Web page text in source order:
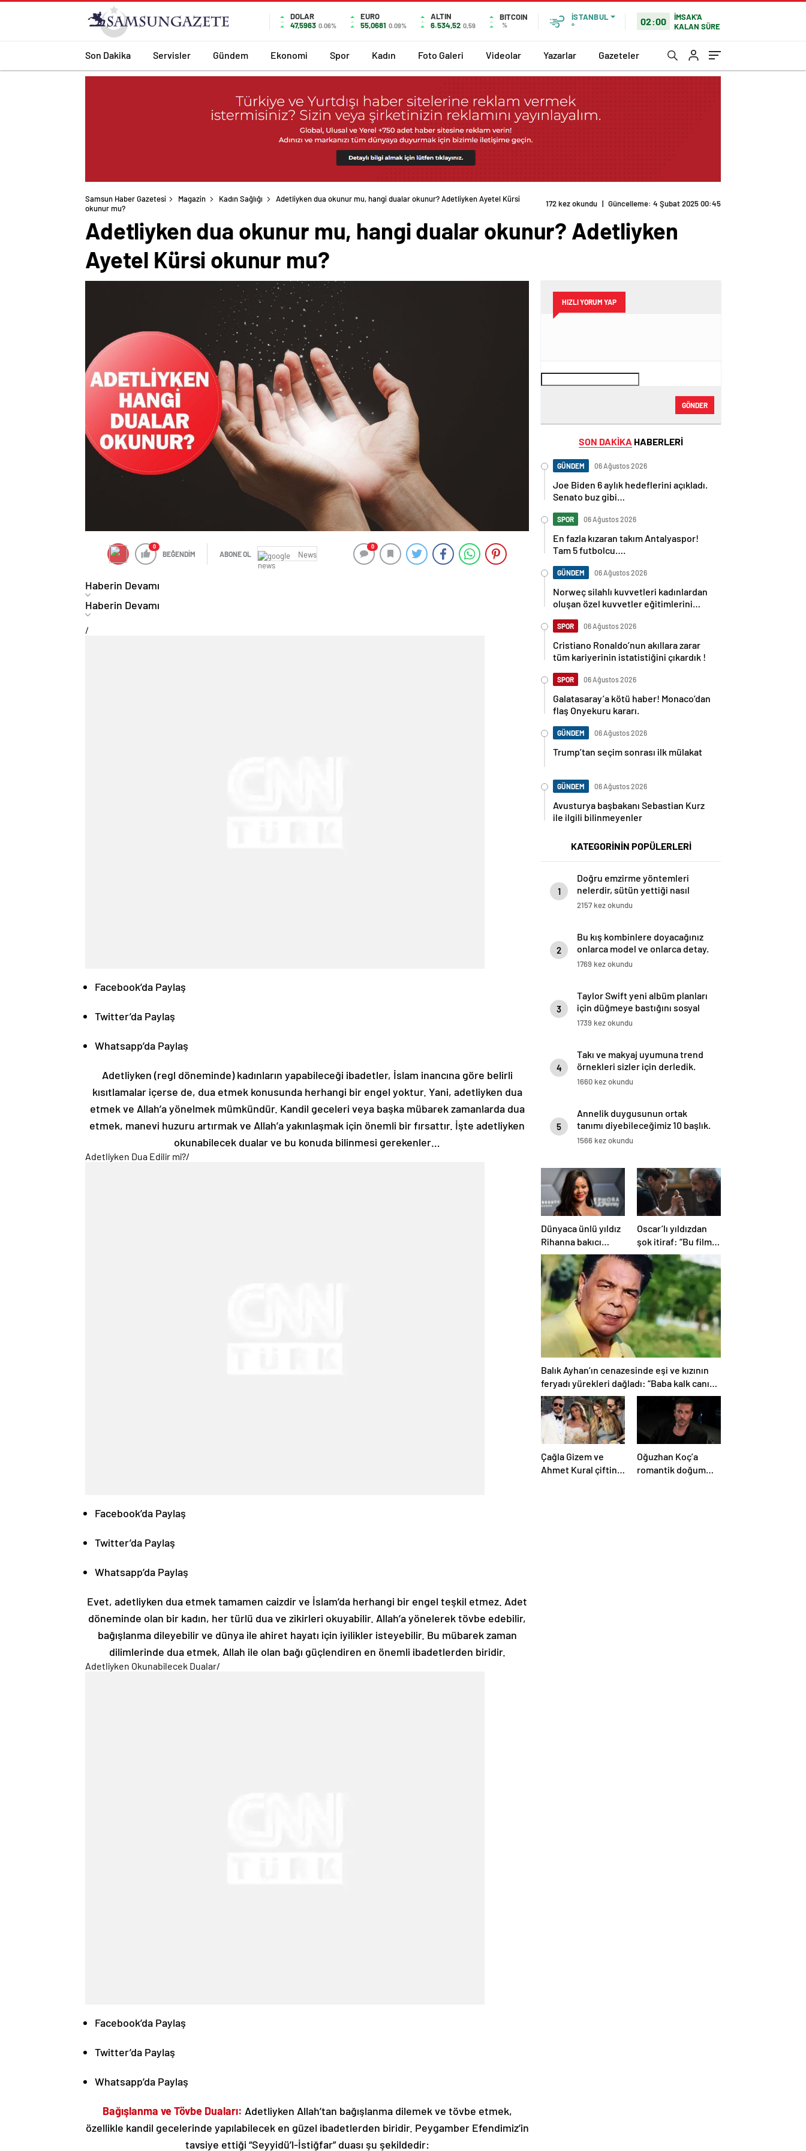
DOLAR
47,5963 0.06%
EURO
55,0681 0.09%
ALTIN
6.534,52 0,59
BITCOIN
%
İSTANBUL
°
02:00
İMSAK'A
KALAN SÜRE
Son Dakika Servisler Gündem Ekonomi Spor Kadın Foto Galeri Videolar Yazarlar Gazeteler
Samsun Haber Gazetesi Magazin Kadın Sağlığı
Adetliyken dua okunur mu, hangi dualar okunur? Adetliyken Ayetel Kürsi
okunur mu?
172 kez okundu | Güncelleme: 4 Şubat 2025 00:45
Adetliyken dua okunur mu, hangi dualar okunur? Adetliyken
Ayetel Kürsi okunur mu?
0
BEĞENDİM ABONE OL News
0
Haberin Devamı
Haberin Devamı
/
Facebook’da Paylaş
Twitter’da Paylaş
Whatsapp’da Paylaş
Adetliyken (regl döneminde) kadınların yapabileceği ibadetler, İslam inancına göre belirli
kısıtlamalar içerse de, dua etmek konusunda herhangi bir engel yoktur. Yani, adetliyken dua
etmek ve Allah’a yönelmek mümkündür. Kandil geceleri veya başka mübarek zamanlarda dua
etmek, manevi huzuru artırmak ve Allah’a yakınlaşmak için önemli bir fırsattır. İşte adetliyken
okunabilecek dualar ve bu konuda bilinmesi gerekenler…
Adetliyken Dua Edilir mi?/
Facebook’da Paylaş
Twitter’da Paylaş
Whatsapp’da Paylaş
Evet, adetliyken dua etmek tamamen caizdir ve İslam’da herhangi bir engel teşkil etmez. Adet
döneminde olan bir kadın, her türlü dua ve zikirleri okuyabilir. Allah’a yönelerek tövbe edebilir,
bağışlanma dileyebilir ve dünya ile ahiret hayatı için iyilikler isteyebilir. Bu mübarek zaman
dilimlerinde dua etmek, Allah ile olan bağı güçlendiren en önemli ibadetlerden biridir.
Adetliyken Okunabilecek Dualar/
Facebook’da Paylaş
Twitter’da Paylaş
Whatsapp’da Paylaş
Bağışlanma ve Tövbe Duaları: Adetliyken Allah’tan bağışlanma dilemek ve tövbe etmek,
özellikle kandil gecelerinde yapılabilecek en güzel ibadetlerden biridir. Peygamber Efendimiz’in
tavsiye ettiği “Seyyidü’l-İstiğfar” duası şu şekildedir:
HIZLI YORUM YAP
GÖNDER
SON DAKİKA HABERLERİ
GÜNDEM 06 Ağustos 2026
Joe Biden 6 aylık hedeflerini açıkladı.
Senato buz gibi…
SPOR 06 Ağustos 2026
En fazla kızaran takım Antalyaspor!
Tam 5 futbolcu….
GÜNDEM 06 Ağustos 2026
Norweç silahlı kuvvetleri kadınlardan
oluşan özel kuvvetler eğitimlerini
SPOR 06 Ağustos 2026
Cristiano Ronaldo’nun akıllara zarar
tüm kariyerinin istatistiğini çıkardık !
SPOR 06 Ağustos 2026
Galatasaray’a kötü haber! Monaco’dan
flaş Onyekuru kararı.
GÜNDEM 06 Ağustos 2026
Trump’tan seçim sonrası ilk mülakat
GÜNDEM 06 Ağustos 2026
Avusturya başbakanı Sebastian Kurz
ile ilgili bilinmeyenler
KATEGORİNİN POPÜLERLERİ
1
Doğru emzirme yöntemleri
nelerdir, sütün yettiği nasıl
anlaşılır?
2157 kez okundu
2
Bu kış kombinlere doyacağınız
onlarca model ve onlarca detay.
1769 kez okundu
3
Taylor Swift yeni albüm planları
için düğmeye bastığını sosyal
medyadan duyurdu!
1739 kez okundu
4
Takı ve makyaj uyumuna trend
örnekleri sizler için derledik.
1660 kez okundu
5
Annelik duygusunun ortak
tanımı diyebileceğimiz 10 başlık.
1566 kez okundu
Dünyaca ünlü yıldız
Rihanna bakıcı
sorusuna öyle bir
yanıt verdi ki! “35 yıl
boyunca…”
Oscar’lı yıldızdan
şok itiraf: “Bu film
asla
yayınlanmamalıydı!”
Balık Ayhan’ın cenazesinde eşi ve kızının
feryadı yürekleri dağladı: “Baba kalk canım
yanıyor!”
Çağla Gizem ve
Ahmet Kural çiftinin
Oğuzhan Koç’a
romantik doğum